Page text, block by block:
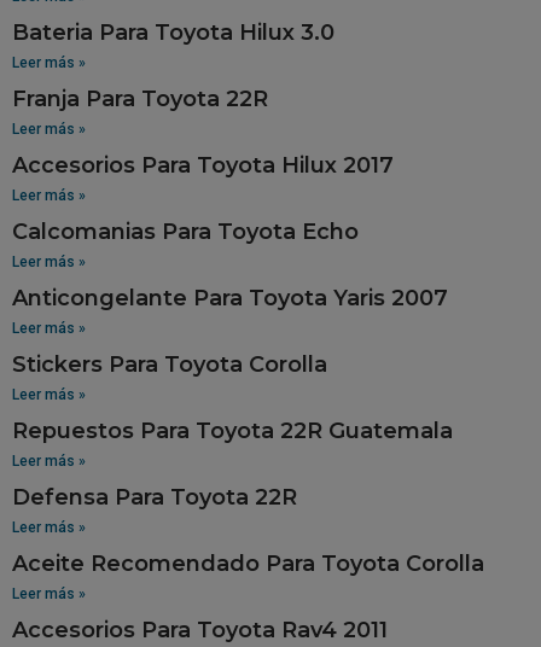
Bateria Para Toyota Hilux 3.0
Leer más »
Franja Para Toyota 22R
Leer más »
Accesorios Para Toyota Hilux 2017
Leer más »
Calcomanias Para Toyota Echo
Leer más »
Anticongelante Para Toyota Yaris 2007
Leer más »
Stickers Para Toyota Corolla
Leer más »
Repuestos Para Toyota 22R Guatemala
Leer más »
Defensa Para Toyota 22R
Leer más »
Aceite Recomendado Para Toyota Corolla
Leer más »
Accesorios Para Toyota Rav4 2011